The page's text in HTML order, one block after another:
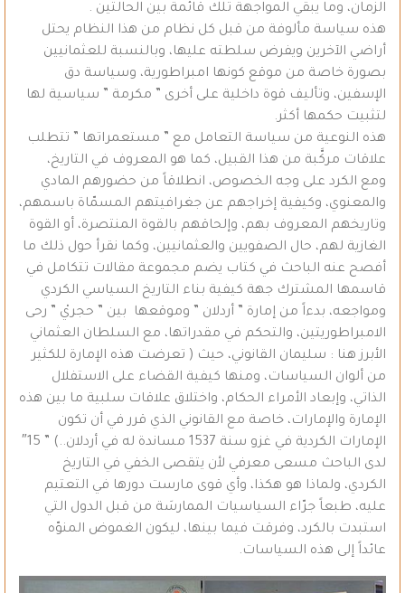
الزمان، وما يبقي المواجهة تلك قائمة بين الحالتين .
هذه سياسة مألوفة من قبل كل نظام من هذا النظام يحتل
أراضي الآخرين ويفرض سلطته عليها، وبالنسبة للعثمانيين
بصورة خاصة من موقع كونها امبراطورية، وسياسة دق
الإسفين، وتأليف قوة داخلية على أخرى ” مكرمة ” سياسية لها
لتثبيت حكمها أكثر.
هذه النوعية من سياسة التعامل مع ” مستعمراتها ” تتطلب
علاقات مركَّبة من هذا القبيل، كما هو المعروف في التاريخ،
ومع الكرد على وجه الخصوص، انطلاقاً من حضورهم المادي
والمعنوي، وكيفية إخراجهم عن جغرافيتهم المسمّاة باسمهم،
وتاريخهم المعروف بهم، وإلحاقهم بالقوة المنتصرة، أو القوة
الغازية لهم، حال الصفويين والعثمانيين، وكما نقرأ حول ذلك ما
أفصح عنه الباحث في كتاب يضم مجموعة مقالات تتكامل في
قاسمها المشترك جهة كيفية بناء التاريخ السياسي الكردي
ومواجعه، بدءاً من إمارة ” أردلان ” وموقعها بين ” حجريْ ” رحى
الامبراطوريتين، والتحكم في مقدراتها، مع السلطان العثماني
الأبرز هنا : سليمان القانوني، حيث ( تعرضت هذه الإمارة للكثير
من ألوان السياسات، ومنها كيفية القضاء على الاستفلال
الذاتي، وإبعاد الأمراء الحكام، واختلاق علاقات سلبية ما بين هذه
الإمارة والإمارات، خاصة مع القانوني الذي قرر في أن تكون
الإمارات الكردية في غزو سنة 1537 مساندة له في أردلان..) ” 15″
لدى الباحث مسعى معرفي لأن يتقصى الخفي في التاريخ
الكردي، ولماذا هو هكذا، وأي قوى مارست دورها في التعتيم
عليه، طبعاً جرّاء السياسيات الممارسَة من قبل الدول التي
استبدت بالكرد، وفرقت فيما بينها، ليكون الغموض المنوّه
عائداً إلى هذه السياسات.